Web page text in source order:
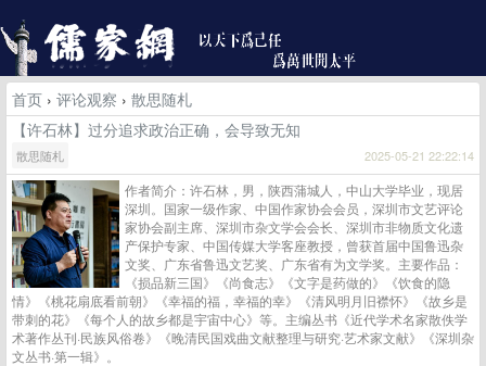
首页 › 评论观察 › 散思随札
【许石林】过分追求政治正确，会导致无知
散思随札 2025-05-21 22:22:14
作者简介：许石林，男，陕西蒲城人，中山大学毕业，现居
深圳。国家一级作家、中国作家协会会员，深圳市文艺评论
家协会副主席、深圳市杂文学会会长、深圳市非物质文化遗
产保护专家、中国传媒大学客座教授，曾获首届中国鲁迅杂
文奖、广东省鲁迅文艺奖、广东省有为文学奖。主要作品：
《损品新三国》《尚食志》《文字是药做的》《饮食的隐
情》《桃花扇底看前朝》《幸福的福，幸福的幸》《清风明月旧襟怀》《故乡是
带刺的花》《每个人的故乡都是宇宙中心》等。主编丛书《近代学术名家散佚学
术著作丛刊·民族风俗卷》《晚清民国戏曲文献整理与研究·艺术家文献》《深圳杂
文丛书·第一辑》。